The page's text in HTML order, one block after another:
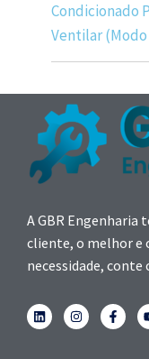
Condicionado
Ventilar (Modo
A GBR Engenharia
cliente, o melhor e
necessidade, conte